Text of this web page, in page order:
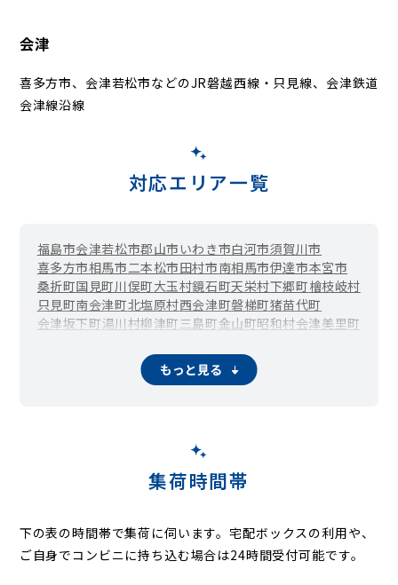
会津
喜多方市、会津若松市などのJR磐越西線・只見線、会津鉄道
会津線沿線
対応エリア一覧
福島市会津若松市郡山市 いわき市白河市須賀川市
喜多方市相馬市二本松市田村市南相馬市伊達市本宮市
桑折町国見町川俣町大玉村鏡石町天栄村下郷町檜枝岐村
只見町南会津町北塩原村西会津町磐梯町猪苗代町
会津坂下町湯川村柳津町三島町金山町昭和村会津美里町
平田村浅川町 古殿町 三春町
川内村 大熊町双葉町 浪江町
もっと見る
集荷時間帯
下の表の時間帯で集荷に伺います。宅配ボックスの利用や、
ご自身でコンビニに持ち込む場合は24時間受付可能です。